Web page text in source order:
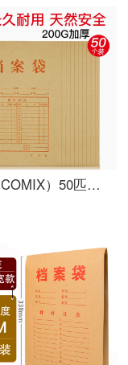
斉心（COMIX）50匹のA 4ファイルバッグの本色のクレフト紙の書類袋が厚い資料袋オーフ